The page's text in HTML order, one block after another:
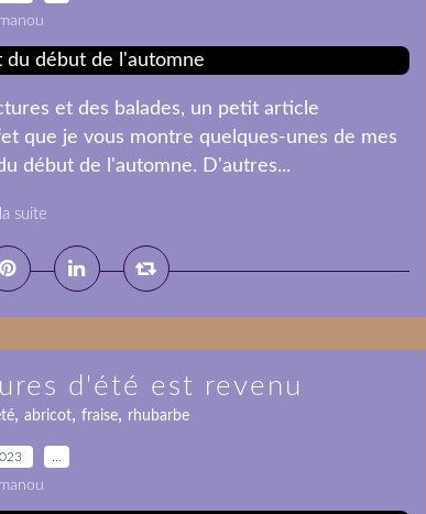
et des balades, un petit article
que je vous montre quelques-unes de mes
début de l'automne. D'autres...
suite
d'été est revenu
, abricot, fraise, rhubarbe